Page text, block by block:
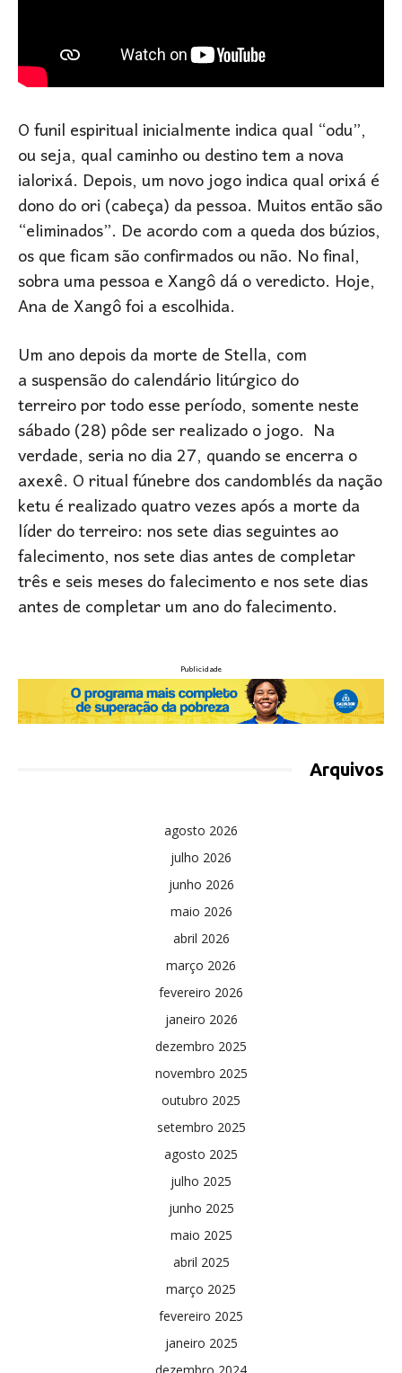
O funil espiritual inicialmente indica qual “odu”,
ou seja, qual caminho ou destino tem a nova
ialorixá. Depois, um novo jogo indica qual orixá é
dono do ori (cabeça) da pessoa. Muitos então são
“eliminados”. De acordo com a queda dos búzios,
os que ficam são confirmados ou não. No final,
sobra uma pessoa e Xangô dá o veredicto. Hoje,
Ana de Xangô foi a escolhida.
Um ano depois da morte de Stella, com
a suspensão do calendário litúrgico do
terreiro por todo esse período, somente neste
sábado (28) pôde ser realizado o jogo. Na
verdade, seria no dia 27, quando se encerra o
axexê. O ritual fúnebre dos candomblés da nação
ketu é realizado quatro vezes após a morte da
líder do terreiro: nos sete dias seguintes ao
falecimento, nos sete dias antes de completar
três e seis meses do falecimento e nos sete dias
antes de completar um ano do falecimento.
Publicidade
Arquivos
agosto 2026
julho 2026
junho 2026
maio 2026
abril 2026
março 2026
fevereiro 2026
janeiro 2026
dezembro 2025
novembro 2025
outubro 2025
setembro 2025
agosto 2025
julho 2025
junho 2025
maio 2025
abril 2025
março 2025
fevereiro 2025
janeiro 2025